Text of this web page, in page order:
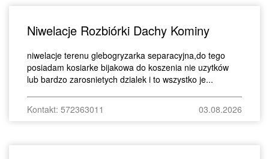
Niwelacje Rozbiórki Dachy Kominy
niwelacje terenu glebogryzarka separacyjna,do tego
posiadam kosiarke bijakowa do koszenia nie uzytków
lub bardzo zarosnietych dzialek i to wszystko je...
Kontakt: 572363011 03.08.2026